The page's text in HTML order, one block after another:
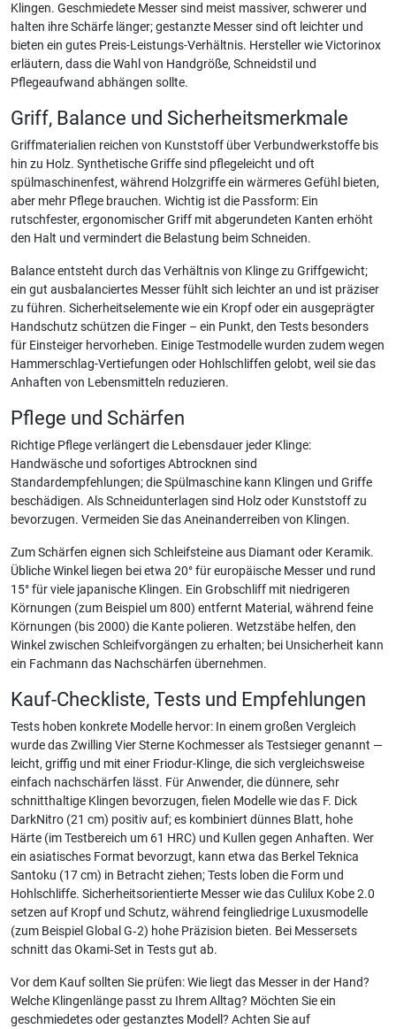
Klingen. Geschmiedete Messer sind meist massiver, schwerer und
halten ihre Schärfe länger; gestanzte Messer sind oft leichter und
bieten ein gutes Preis-Leistungs-Verhältnis. Hersteller wie Victorinox
erläutern, dass die Wahl von Handgröße, Schneidstil und
Pflegeaufwand abhängen sollte.
Griff, Balance und Sicherheitsmerkmale
Griffmaterialien reichen von Kunststoff über Verbundwerkstoffe bis
hin zu Holz. Synthetische Griffe sind pflegeleicht und oft
spülmaschinenfest, während Holzgriffe ein wärmeres Gefühl bieten,
aber mehr Pflege brauchen. Wichtig ist die Passform: Ein
rutschfester, ergonomischer Griff mit abgerundeten Kanten erhöht
den Halt und vermindert die Belastung beim Schneiden.
Balance entsteht durch das Verhältnis von Klinge zu Griffgewicht;
ein gut ausbalanciertes Messer fühlt sich leichter an und ist präziser
zu führen. Sicherheitselemente wie ein Kropf oder ein ausgeprägter
Handschutz schützen die Finger – ein Punkt, den Tests besonders
für Einsteiger hervorheben. Einige Testmodelle wurden zudem wegen
Hammerschlag-Vertiefungen oder Hohlschliffen gelobt, weil sie das
Anhaften von Lebensmitteln reduzieren.
Pflege und Schärfen
Richtige Pflege verlängert die Lebensdauer jeder Klinge:
Handwäsche und sofortiges Abtrocknen sind
Standardempfehlungen; die Spülmaschine kann Klingen und Griffe
beschädigen. Als Schneidunterlagen sind Holz oder Kunststoff zu
bevorzugen. Vermeiden Sie das Aneinanderreiben von Klingen.
Zum Schärfen eignen sich Schleifsteine aus Diamant oder Keramik.
Übliche Winkel liegen bei etwa 20° für europäische Messer und rund
15° für viele japanische Klingen. Ein Grobschliff mit niedrigeren
Körnungen (zum Beispiel um 800) entfernt Material, während feine
Körnungen (bis 2000) die Kante polieren. Wetzstäbe helfen, den
Winkel zwischen Schleifvorgängen zu erhalten; bei Unsicherheit kann
ein Fachmann das Nachschärfen übernehmen.
Kauf-Checkliste, Tests und Empfehlungen
Tests hoben konkrete Modelle hervor: In einem großen Vergleich
wurde das Zwilling Vier Sterne Kochmesser als Testsieger genannt —
leicht, griffig und mit einer Friodur-Klinge, die sich vergleichsweise
einfach nachschärfen lässt. Für Anwender, die dünnere, sehr
schnitthaltige Klingen bevorzugen, fielen Modelle wie das F. Dick
DarkNitro (21 cm) positiv auf; es kombiniert dünnes Blatt, hohe
Härte (im Testbereich um 61 HRC) und Kullen gegen Anhaften. Wer
ein asiatisches Format bevorzugt, kann etwa das Berkel Teknica
Santoku (17 cm) in Betracht ziehen; Tests loben die Form und
Hohlschliffe. Sicherheitsorientierte Messer wie das Culilux Kobe 2.0
setzen auf Kropf und Schutz, während feingliedrige Luxusmodelle
(zum Beispiel Global G‑2) hohe Präzision bieten. Bei Messersets
schnitt das Okami‑Set in Tests gut ab.
Vor dem Kauf sollten Sie prüfen: Wie liegt das Messer in der Hand?
Welche Klingenlänge passt zu Ihrem Alltag? Möchten Sie ein
geschmiedetes oder gestanztes Modell? Achten Sie auf